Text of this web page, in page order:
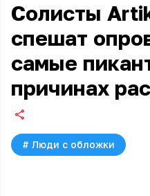
Солисты
спешат
самые
причинах
# Люди с обложки